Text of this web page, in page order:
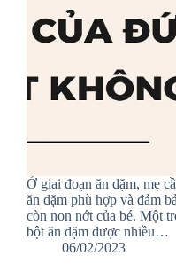
Ở giai đoạn ăn dặm, mẹ
ăn dặm phù hợp và đảm
còn non nớt của bé. Một
bột ăn dặm được nhiều…
06/02/2023